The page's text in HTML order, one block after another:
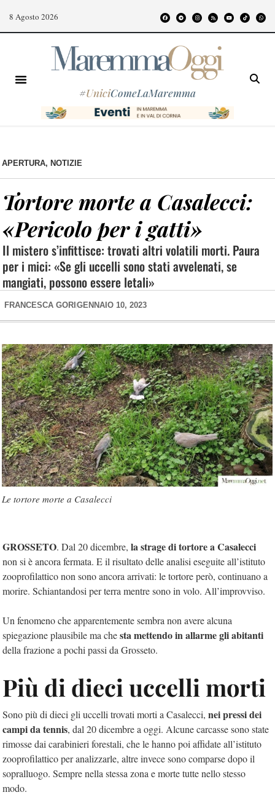
8 Agosto 2026
#UniciComeLaMaremma
APERTURA, NOTIZIE
Tortore morte a Casalecci:
«Pericolo per i gatti»
Il mistero s’infittisce: trovati altri volatili morti. Paura
per i mici: «Se gli uccelli sono stati avvelenati, se
mangiati, possono essere letali»
FRANCESCA GORI GENNAIO 10, 2023
Le tortore morte a Casalecci
GROSSETO. Dal 20 dicembre, la strage di tortore a Casalecci
non si è ancora fermata. E il risultato delle analisi eseguite all’istituto
zooprofilattico non sono ancora arrivati: le tortore però, continuano a
morire. Schiantandosi per terra mentre sono in volo. All’improvviso.
Un fenomeno che apparentemente sembra non avere alcuna
spiegazione plausibile ma chesta mettendo in allarme gli abitanti
della frazione a pochi passi da Grosseto.
Più di dieci uccelli morti
Sono più di dieci gli uccelli trovati morti a Casalecci, nei pressi dei
campi da tennis, dal 20 dicembre a oggi. Alcune carcasse sono state
rimosse dai carabinieri forestali, che le hanno poi affidate all’istituto
zooprofilattico per analizzarle, altre invece sono comparse dopo il
sopralluogo. Sempre nella stessa zona e morte tutte nello stesso
modo.